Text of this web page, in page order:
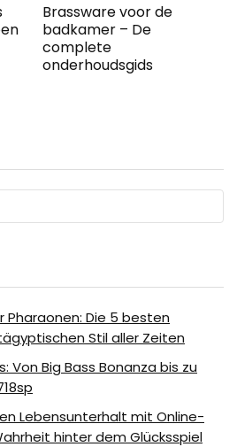
Brassware voor de
badkamer – De
complete
onderhoudsgids
Pharaonen: Die 5 besten
Stil aller Zeiten
Von Big Bass Bonanza bis zu
Lebensunterhalt mit Online-
hinter dem Glücksspiel